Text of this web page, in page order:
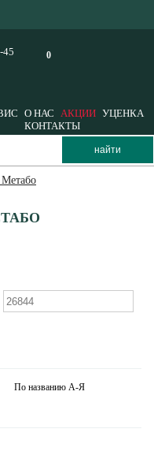
0
45
О НАС АКЦИИ УЦЕНКА
КОНТАКТЫ
По названию А-Я